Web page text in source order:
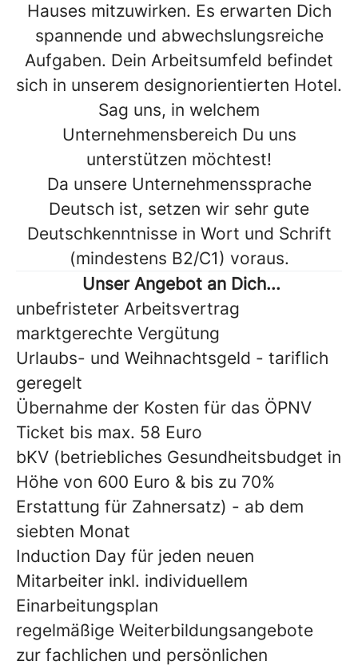
Hauses mitzuwirken. Es erwarten Dich
spannende und abwechslungsreiche
Aufgaben. Dein Arbeitsumfeld befindet
sich in unserem designorientierten Hotel.
Sag uns, in welchem
Unternehmensbereich Du uns
unterstützen möchtest!
Da unsere Unternehmenssprache
Deutsch ist, setzen wir sehr gute
Deutschkenntnisse in Wort und Schrift
(mindestens B2/C1) voraus.
Unser Angebot an Dich...
unbefristeter Arbeitsvertrag
marktgerechte Vergütung
Urlaubs- und Weihnachtsgeld - tariflich
geregelt
Übernahme der Kosten für das ÖPNV
Ticket bis max. 58 Euro
bKV (betriebliches Gesundheitsbudget in
Höhe von 600 Euro & bis zu 70%
Erstattung für Zahnersatz) - ab dem
siebten Monat
Induction Day für jeden neuen
Mitarbeiter inkl. individuellem
Einarbeitungsplan
regelmäßige Weiterbildungsangebote
zur fachlichen und persönlichen